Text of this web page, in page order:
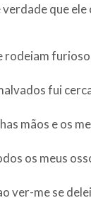
que ele
rodeiam
fui
mãos e os
os meus
ver-me se